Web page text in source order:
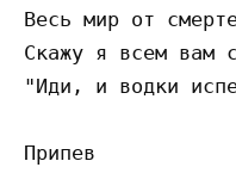
Весь мир от
Скажу я всем вам
"Иди, и водки
Припев